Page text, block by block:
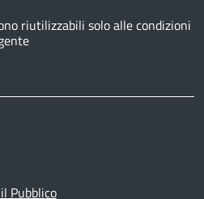
riutilizzabili solo alle condizioni
Pubblico